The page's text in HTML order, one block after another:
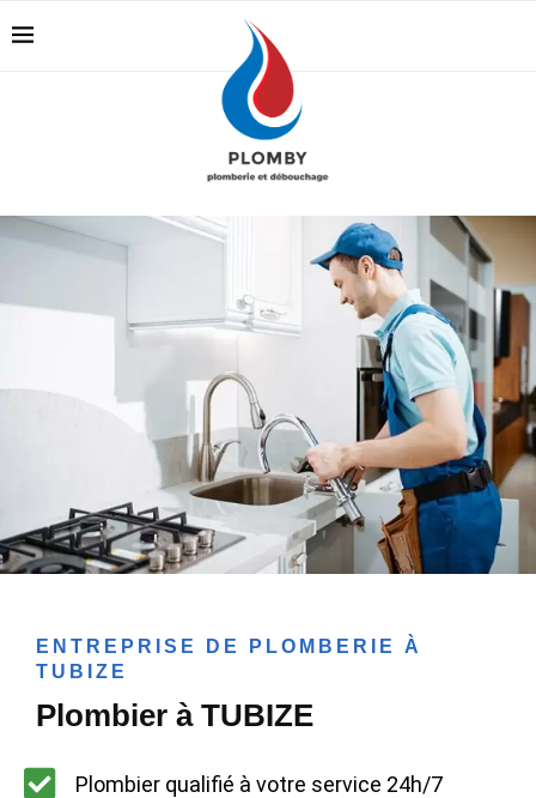
ENTREPRISE DE PLOMBERIE À
TUBIZE
Plombier à TUBIZE
Plombier qualifié à votre service 24h/7